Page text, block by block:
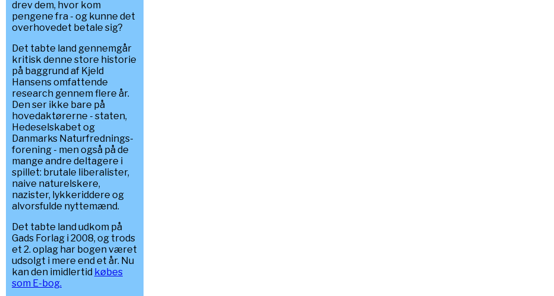
drev dem, hvor kom
pengene fra - og kunne det
overhovedet betale sig?
Det tabte land gennemgår
kritisk denne store historie
på baggrund af Kjeld
Hansens omfattende
research gennem flere år.
Den ser ikke bare på
hovedaktørerne - staten,
Hedeselskabet og
Danmarks Naturfrednings-
forening - men også på de
mange andre deltagere i
spillet: brutale liberalister,
naive naturelskere,
nazister, lykkeriddere og
alvorsfulde nyttemænd.
Det tabte land udkom på
Gads Forlag i 2008, og trods
et 2. oplag har bogen været
udsolgt i mere end et år. Nu
kan den imidlertid købes
som E-bog.